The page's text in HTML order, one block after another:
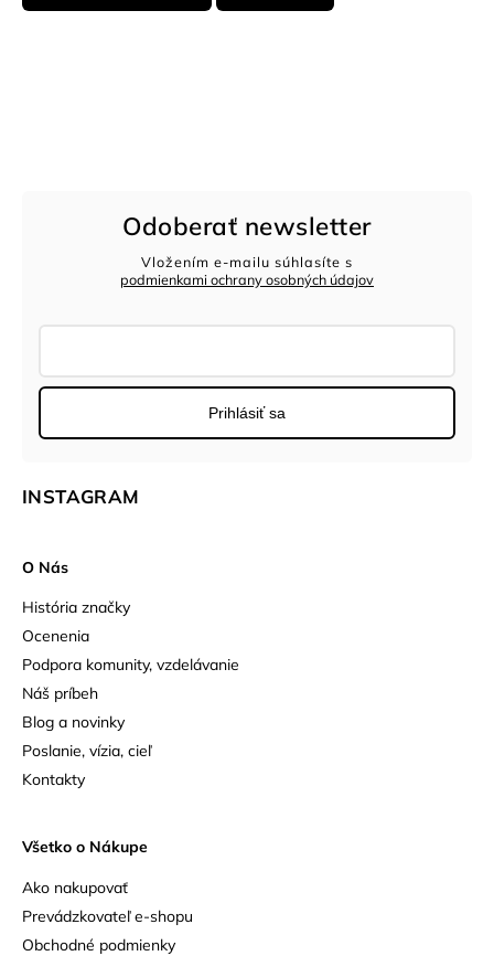
INSTAGRAM
Odoberať newsletter
Vložením e-mailu súhlasíte s
podmienkami ochrany osobných údajov
Prihlásiť sa
O Nás
História značky
Ocenenia
Podpora komunity, vzdelávanie
Náš príbeh
Blog a novinky
Poslanie, vízia, cieľ
Kontakty
Všetko o Nákupe
Ako nakupovať
Prevádzkovateľ e-shopu
Obchodné podmienky